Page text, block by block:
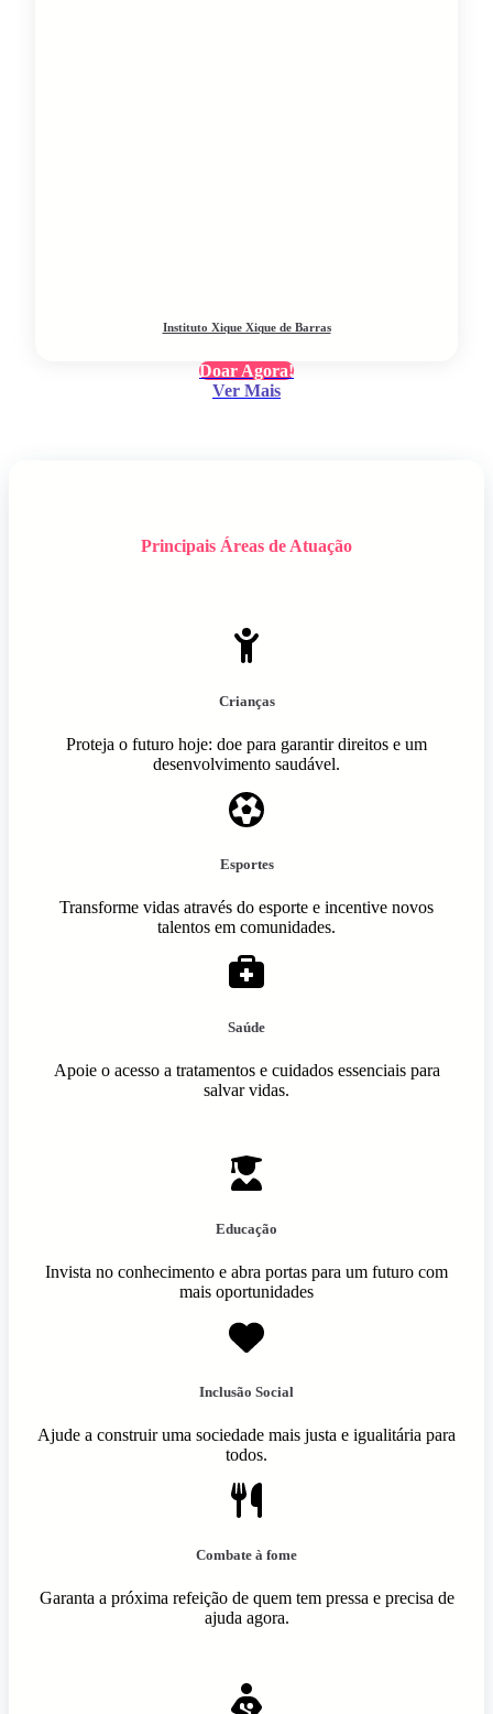
Instituto Xique Xique de Barras
Doar Agora!
Ver Mais
Principais Áreas de Atuação
Crianças
Proteja o futuro hoje: doe para garantir direitos e um
desenvolvimento saudável.
Esportes
Transforme vidas através do esporte e incentive novos
talentos em comunidades.
Saúde
Apoie o acesso a tratamentos e cuidados essenciais para
salvar vidas.
Educação
Invista no conhecimento e abra portas para um futuro com
mais oportunidades
Inclusão Social
Ajude a construir uma sociedade mais justa e igualitária para
todos.
Combate à fome
Garanta a próxima refeição de quem tem pressa e precisa de
ajuda agora.